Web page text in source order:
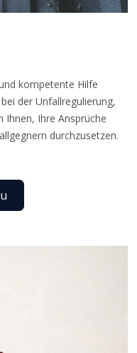
kompetente Hilfe
der Unfallregulierung,
Ihnen, Ihre Ansprüche
durchzusetzen.